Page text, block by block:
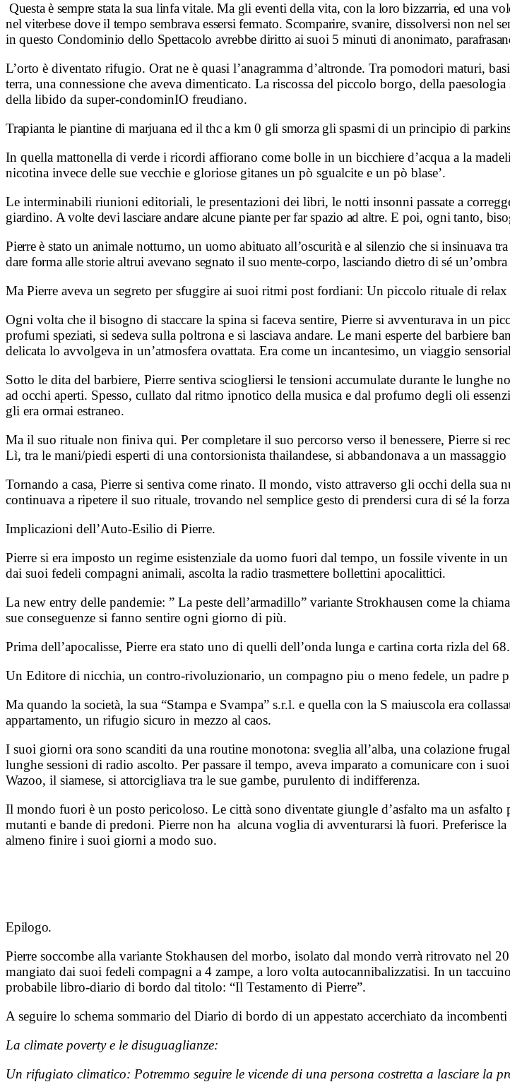
Questa è sempre stata la sua linfa vitale. Ma gli eventi della vita, con la loro bizzarria, ed una
nel viterbese dove il tempo sembrava essersi fermato. Scomparire, svanire, dissolversi non nel
in questo Condominio dello Spettacolo avrebbe diritto ai suoi 5 minuti di anonimato,
L’orto è diventato rifugio. Orat ne è quasi l’anagramma d’altronde. Tra pomodori maturi,
terra, una connessione che aveva dimenticato. La riscossa del piccolo borgo, della
della libido da super-condominIO freudiano.
Trapianta le piantine di marjuana ed il thc a km 0 gli smorza gli spasmi di un principio di
In quella mattonella di verde i ricordi affiorano come bolle in un bicchiere d’acqua a la
nicotina invece delle sue vecchie e gloriose gitanes un pò sgualcite e un pò blase’.
Le interminabili riunioni editoriali, le presentazioni dei libri, le notti insonni passate a
giardino. A volte devi lasciare andare alcune piante per far spazio ad altre. E poi, ogni tanto,
Pierre è stato un animale notturno, un uomo abituato all’oscurità e al silenzio che si insinuava
dare forma alle storie altrui avevano segnato il suo mente-corpo, lasciando dietro di sé
Ma Pierre aveva un segreto per sfuggire ai suoi ritmi post fordiani: Un piccolo rituale di
Ogni volta che il bisogno di staccare la spina si faceva sentire, Pierre si avventurava in un
profumi speziati, si sedeva sulla poltrona e si lasciava andare. Le mani esperte del barbiere
delicata lo avvolgeva in un’atmosfera ovattata. Era come un incantesimo, un viaggio
Sotto le dita del barbiere, Pierre sentiva sciogliersi le tensioni accumulate durante le lunghe
ad occhi aperti. Spesso, cullato dal ritmo ipnotico della musica e dal profumo degli oli
gli era ormai estraneo.
Ma il suo rituale non finiva qui. Per completare il suo percorso verso il benessere, Pierre si
Lì, tra le mani/piedi esperti di una contorsionista thailandese, si abbandonava a un
Tornando a casa, Pierre si sentiva come rinato. Il mondo, visto attraverso gli occhi della
continuava a ripetere il suo rituale, trovando nel semplice gesto di prendersi cura di sé la
Implicazioni dell’Auto-Esilio di Pierre.
Pierre si era imposto un regime esistenziale da uomo fuori dal tempo, un fossile vivente in
dai suoi fedeli compagni animali, ascolta la radio trasmettere bollettini apocalittici.
La new entry delle pandemie: ” La peste dell’armadillo” variante Strokhausen come la
sue conseguenze si fanno sentire ogni giorno di più.
Prima dell’apocalisse, Pierre era stato uno di quelli dell’onda lunga e cartina corta rizla del
Un Editore di nicchia, un contro-rivoluzionario, un compagno piu o meno fedele, un padre
Ma quando la società, la sua “Stampa e Svampa” s.r.l. e quella con la S maiuscola era
appartamento, un rifugio sicuro in mezzo al caos.
I suoi giorni ora sono scanditi da una routine monotona: sveglia all’alba, una colazione
lunghe sessioni di radio ascolto. Per passare il tempo, aveva imparato a comunicare con i
Wazoo, il siamese, si attorcigliava tra le sue gambe, purulento di indifferenza.
Il mondo fuori è un posto pericoloso. Le città sono diventate giungle d’asfalto ma un
mutanti e bande di predoni. Pierre non ha alcuna voglia di avventurarsi là fuori. Preferisce
almeno finire i suoi giorni a modo suo.
Epilogo.
Pierre soccombe alla variante Stokhausen del morbo, isolato dal mondo verrà ritrovato nel
mangiato dai suoi fedeli compagni a 4 zampe, a loro volta autocannibalizzatisi. In un
probabile libro-diario di bordo dal titolo: “Il Testamento di Pierre”.
A seguire lo schema sommario del Diario di bordo di un appestato accerchiato da
La climate poverty e le disuguaglianze:
Un rifugiato climatico: Potremmo seguire le vicende di una persona costretta a lasciare la